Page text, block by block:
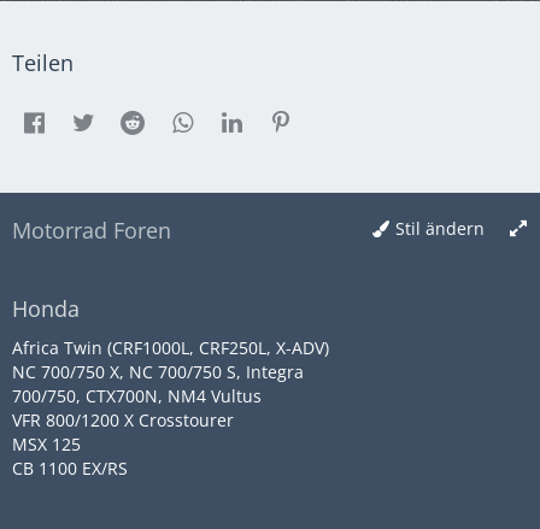
Teilen
Stil ändern
Motorrad Foren
Honda
Africa Twin (CRF1000L, CRF250L, X-ADV)
NC 700/750 X, NC 700/750 S, Integra
700/750, CTX700N, NM4 Vultus
VFR 800/1200 X Crosstourer
MSX 125
CB 1100 EX/RS